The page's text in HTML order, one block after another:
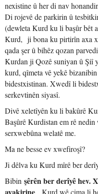
nexistine û her di nav
Di rojevê de parkirin û
(dewleta Kurd ku li başûr bêt
Kurd, ji bona ku pirtirîn axa
qada şer û bihêz qozan
Kurdan ji Qozê suniyan û Şiî
kurd, qîmeta vê yekê
bidestxistinan. Xwedî li
serkevtinên siyasî.
Divê xeletîyên ku li bakûrê
Başûrê Kurdistan em rê
serxwebûna welatê me.
Ma ne besse ev xwefiroşî?
Ji dêlva ku Kurd mîrê ber
Bibin şêrên ber derîyê hev.
. Kurd wê çima li